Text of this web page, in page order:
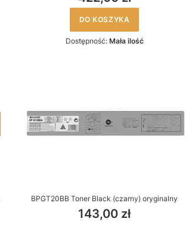
DO KOSZYKA
Dostępność: Mała ilość
BPGT20BB Toner Black (czarny) oryginalny
143,00 zł